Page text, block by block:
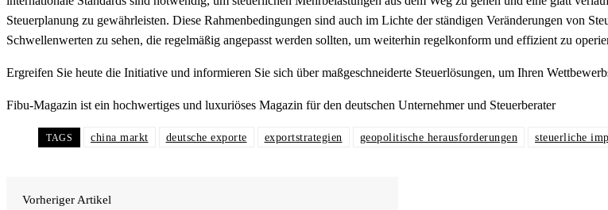
Steuerplanung zu gewährleisten. Diese Rahmenbedingungen sind auch im Lichte der ständigen Veränderungen von
Schwellenwerten zu sehen, die regelmäßig angepasst werden sollten, um weiterhin regelkonform und effizient zu
Ergreifen Sie heute die Initiative und informieren Sie sich über maßgeschneiderte Steuerlösungen, um Ihren
Fibu-Magazin ist ein hochwertiges und luxuriöses Magazin für den deutschen Unternehmer und Steuerberater
TAGS china markt deutsche exporte exportstrategien geopolitische herausforderungen steuerliche
Vorheriger Artikel